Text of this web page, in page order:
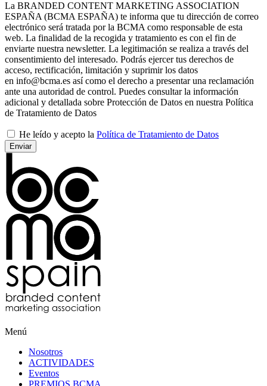
La BRANDED CONTENT MARKETING ASSOCIATION
ESPAÑA (BCMA ESPAÑA) te informa que tu dirección de correo
electrónico será tratada por la BCMA como responsable de esta
web. La finalidad de la recogida y tratamiento es con el fin de
enviarte nuestra newsletter. La legitimación se realiza a través del
consentimiento del interesado. Podrás ejercer tus derechos de
acceso, rectificación, limitación y suprimir los datos
en info@bcma.es así como el derecho a presentar una reclamación
ante una autoridad de control. Puedes consultar la información
adicional y detallada sobre Protección de Datos en nuestra Política
de Tratamiento de Datos
He leído y acepto la Política de Tratamiento de Datos
Menú
Nosotros
ACTIVIDADES
Eventos
PREMIOS BCMA